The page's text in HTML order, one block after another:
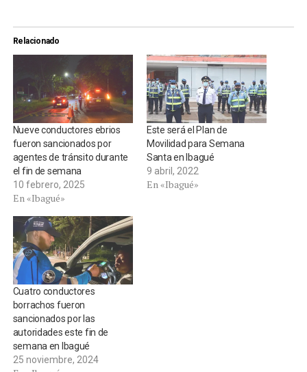
Relacionado
Nueve conductores ebrios
fueron sancionados por
agentes de tránsito durante
el fin de semana
10 febrero, 2025
En «Ibagué»
Este será el Plan de
Movilidad para Semana
Santa en Ibagué
9 abril, 2022
En «Ibagué»
Cuatro conductores
borrachos fueron
sancionados por las
autoridades este fin de
semana en Ibagué
25 noviembre, 2024